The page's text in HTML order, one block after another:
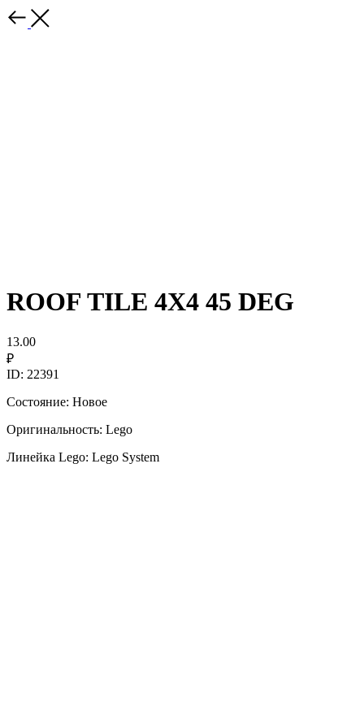
ROOF TILE 4X4 45 DEG
13.00
₽
ID: 22391
Состояние: Новое
Оригинальность: Lego
Линейка Lego: Lego System